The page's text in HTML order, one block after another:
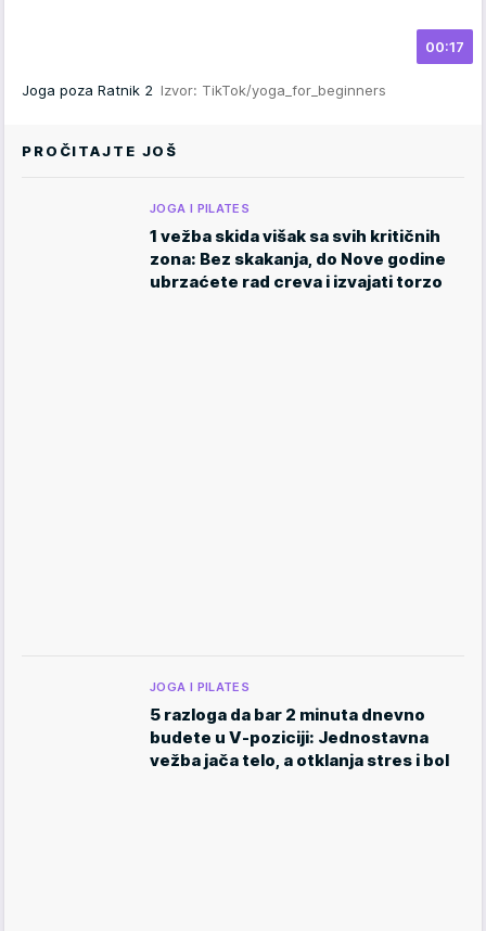
00:17
Joga poza Ratnik 2 Izvor: TikTok/yoga_for_beginners
PROČITAJTE JOŠ
JOGA I PILATES
1 vežba skida višak sa svih kritičnih
zona: Bez skakanja, do Nove godine
ubrzaćete rad creva i izvajati torzo
JOGA I PILATES
5 razloga da bar 2 minuta dnevno
budete u V-poziciji: Jednostavna
vežba jača telo, a otklanja stres i bol